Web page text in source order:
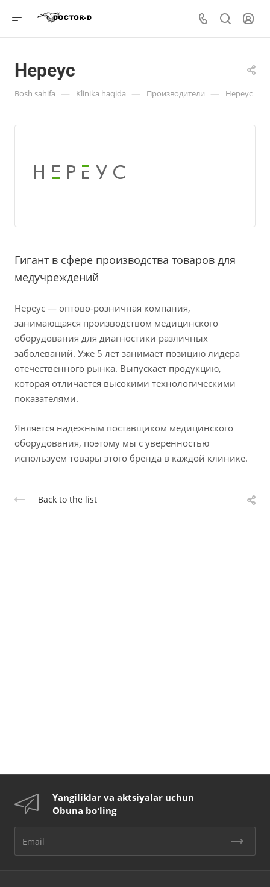
Нереус
Bosh sahifa — Klinika haqida — Производители — Нереус
Гигант в сфере производства товаров для
медучреждений
Нереус — оптово-розничная компания,
занимающаяся производством медицинского
оборудования для диагностики различных
заболеваний. Уже 5 лет занимает позицию лидера
отечественного рынка. Выпускает продукцию,
которая отличается высокими технологическими
показателями.
Является надежным поставщиком медицинского
оборудования, поэтому мы с уверенностью
используем товары этого бренда в каждой клинике.
Back to the list
Yangiliklar va aktsiyalar uchun
Obuna boʻling